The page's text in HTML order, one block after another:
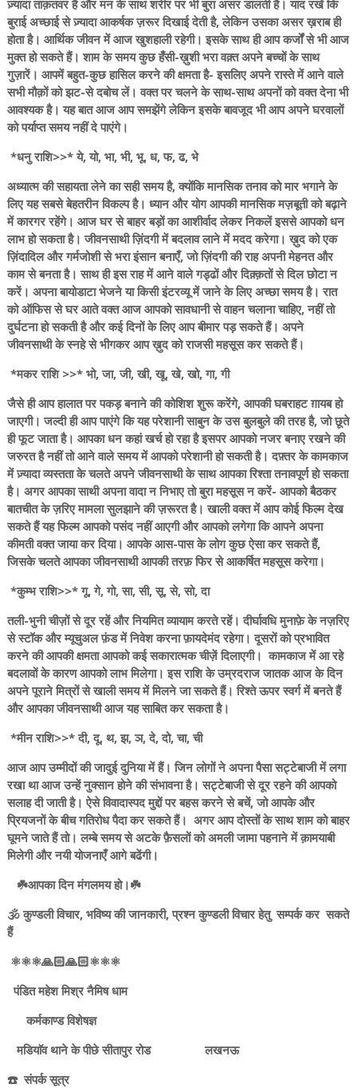
ज़्यादा ताक़तवर है और मन के साथ शरीर पर भी बुरा असर डालती है। याद रखें कि
बुराई अच्छाई से ज़्यादा आकर्षक ज़रूर दिखाई देती है, लेकिन उसका असर ख़राब ही
होता है। आर्थिक जीवन में आज खुशहाली रहेगी। इसके साथ ही आप कर्जों से भी आज
मुक्त हो सकते हैं। शाम के समय कुछ हँसी-ख़ुशी भरा वक़्त अपने बच्चों के साथ
गुज़ारें। आपमें बहुत-कुछ हासिल करने की क्षमता है- इसलिए अपने रास्ते में आने वाले
सभी मौक़ों को झट-से दबोच लें। वक्त पर चलने के साथ-साथ अपनों को वक्त देना भी
आवश्यक है। यह बात आज आप समझेंगे लेकिन इसके बावजूद भी आप अपने घरवालों
को पर्याप्त समय नहीं दे पाएंगे।
*धनु राशि>>* ये, यो, भा, भी, भू, ध, फ, ढ, भे
अध्यात्म की सहायता लेने का सही समय है, क्योंकि मानसिक तनाव को मार भगाने के
लिए यह सबसे बेहतरीन विकल्प है। ध्यान और योग आपकी मानसिक मज़बूती को बढ़ाने
में कारगर रहेंगे। आज घर से बाहर बड़ों का आशीर्वाद लेकर निकलें इससे आपको धन
लाभ हो सकता है। जीवनसाथी ज़िंदगी में बदलाव लाने में मदद करेगा। ख़ुद को एक
ज़िंदादिल और गर्मजोशी से भरा इंसान बनाएँ, जो ज़िंदगी की राह अपनी मेहनत और
काम से बनता है। साथ ही इस राह में आने वाले गड्ढों और दिक़्क़तों से दिल छोटा न
करें। अपना बायोडाटा भेजने या किसी इंटरव्यू में जाने के लिए अच्छा समय है। रात
को ऑफिस से घर आते वक्त आज आपको सावधानी से वाहन चलाना चाहिए, नहीं तो
दुर्घटना हो सकती है और कई दिनों के लिए आप बीमार पड़ सकते हैं। अपने
जीवनसाथी के स्नहे से भीगकर आप ख़ुद को राजसी महसूस कर सकते हैं।
*मकर राशि >>* भो, जा, जी, खी, खू, खे, खो, गा, गी
जैसे ही आप हालात पर पकड़ बनाने की कोशिश शुरू करेंगे, आपकी घबराहट ग़ायब हो
जाएगी। जल्दी ही आप पाएंगे कि यह परेशानी साबुन के उस बुलबुले की तरह है, जो छूते
ही फूट जाता है। आपका धन कहां खर्च हो रहा है इसपर आपको नजर बनाए रखने की
जरुरत है नहीं तो आने वाले समय में आपको परेशानी हो सकती है। दफ़्तर के कामकाज
में ज़्यादा व्यस्तता के चलते अपने जीवनसाथी के साथ आपका रिश्ता तनावपूर्ण हो सकता
है। अगर आपका साथी अपना वादा न निभाए तो बुरा महसूस न करें- आपको बैठकर
बातचीत के ज़रिए मामला सुलझाने की ज़रूरत है। खाली वक्त में आप कोई फिल्म देख
सकते हैं यह फिल्म आपको पसंद नहीं आएगी और आपको लगेगा कि आपने अपना
कीमती वक्त जाया कर दिया। आपके आस-पास के लोग कुछ ऐसा कर सकते हैं,
जिसके चलते आपका जीवनसाथी आपकी तरफ़ फिर से आकर्षित महसूस करेगा।
*कुम्भ राशि>>* गू, गे, गो, सा, सी, सू, से, सो, दा
तली-भुनी चीज़ों से दूर रहें और नियमित व्यायाम करते रहें। दीर्घावधि मुनाफ़े के नज़रिए
से स्टॉक और म्यूचुअल फ़ंड में निवेश करना फ़ायदेमंद रहेगा। दूसरों को प्रभावित
करने की आपकी क्षमता आपको कई सकारात्मक चीज़ें दिलाएगी। कामकाज में आ रहे
बदलावों के कारण आपको लाभ मिलेगा। इस राशि के उम्रदराज जातक आज के दिन
अपने पूराने मित्रों से खाली समय में मिलने जा सकते हैं। रिश्ते ऊपर स्वर्ग में बनते हैं
और आपका जीवनसाथी आज यह साबित कर सकता है।
*मीन राशि>>* दी, दू, थ, झ, ञ, दे, दो, चा, ची
आज आप उम्मीदों की जादुई दुनिया में हैं। जिन लोगों ने अपना पैसा सट्टेबाजी में लगा
रखा था आज उन्हें नुक्सान होने की संभावना है। सट्टेबाजी से दूर रहने की आपको
सलाह दी जाती है। ऐसे विवादास्पद मुद्दों पर बहस करने से बचें, जो आपके और
प्रियजनों के बीच गतिरोध पैदा कर सकते हैं। अगर आप दोस्तों के साथ शाम को बाहर
घूमने जाते हैं तो। लम्बे समय से अटके फ़ैसलों को अमली जामा पहनाने में क़ामयाबी
मिलेगी और नयी योजनाएँ आगे बढेंगी।
☘️आपका दिन मंगलमय हो।☘️
🕉️ कुण्डली विचार, भविष्य की जानकारी, प्रश्न कुण्डली विचार हेतु सम्पर्क कर सकते
हैं
⚛️⚛️⚛️🙏🏻🙏🏻⚛️⚛️⚛️
पंडित महेश मिश्र नैमिष धाम
कर्मकाण्ड विशेषज्ञ
मडियाॅव थाने के पीछे सीतापुर रोड लखनऊ
☎️ संपर्क सूत्र